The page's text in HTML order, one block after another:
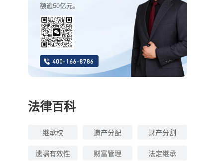
额逾50亿元。
法律百科
继承权 遗产分配 财产分割
遗嘱有效性 财富管理 法定继承